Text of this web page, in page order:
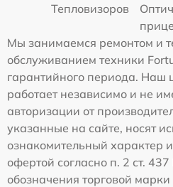
Тепловизоров
Мы занимаемся ремонтом и
обслуживанием техники
гарантийного периода. Наш
работает независимо и не
авторизации от
указанные на сайте, носят
ознакомительный характер
офертой согласно п. 2 ст.
обозначения торговой